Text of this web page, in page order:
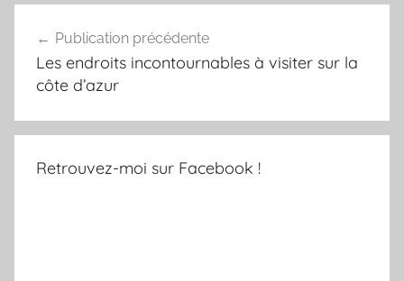
de
l’article
Publication précédente
Les endroits incontournables à visiter sur la
côte d’azur
Retrouvez-moi sur Facebook !